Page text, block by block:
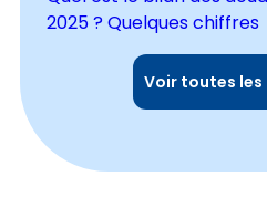
2025 ? Quelques chiffres
Voir toutes